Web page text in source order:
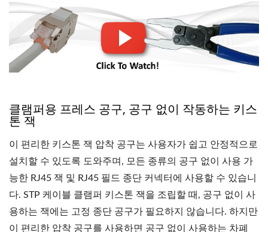
클램퍼용 프레스 공구, 공구 없이 작동하는 키스
톤 잭
이 편리한 키스톤 잭 압착 공구는 사용자가 쉽고 안정적으로
설치할 수 있도록 도와주며, 모든 종류의 공구 없이 사용 가
능한 RJ45 잭 및 RJ45 필드 종단 커넥터에 사용할 수 있습니
다. STP 케이블 클램퍼 키스톤 잭을 조립할 때, 공구 없이 사
용하는 잭에는 고정 종단 공구가 필요하지 않습니다. 하지만
이 편리한 압착 공구를 사용하면 공구 없이 사용하는 차폐